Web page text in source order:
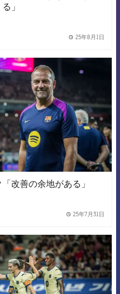
る」
25年8月1日
FCB Barcelona badge
改善の余地がある」
25年7月31日
FCB Barcelona badge